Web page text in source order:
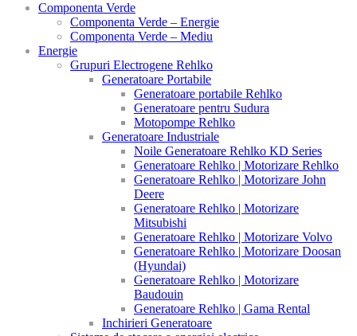
Componenta Verde
Componenta Verde – Energie
Componenta Verde – Mediu
Energie
Grupuri Electrogene Rehlko
Generatoare Portabile
Generatoare portabile Rehlko
Generatoare pentru Sudura
Motopompe Rehlko
Generatoare Industriale
Noile Generatoare Rehlko KD Series
Generatoare Rehlko | Motorizare Rehlko
Generatoare Rehlko | Motorizare John
Deere
Generatoare Rehlko | Motorizare
Mitsubishi
Generatoare Rehlko | Motorizare Volvo
Generatoare Rehlko | Motorizare Doosan
(Hyundai)
Generatoare Rehlko | Motorizare
Baudouin
Generatoare Rehlko | Gama Rental
Inchirieri Generatoare